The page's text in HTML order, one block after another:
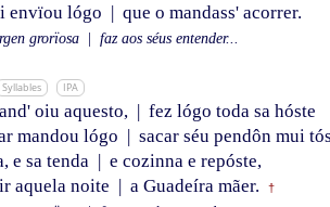
envïou lógo | que o mandass' acorrer.
grorïosa faz aos séus entender...
Syllables IPA
oiu aquesto, | fez lógo toda sa hóste
mandou lógo | sacar séu pendôn mui
e sa tenda | e cozinna e repóste,
ir aquela noite | a Guadeíra mãer. †